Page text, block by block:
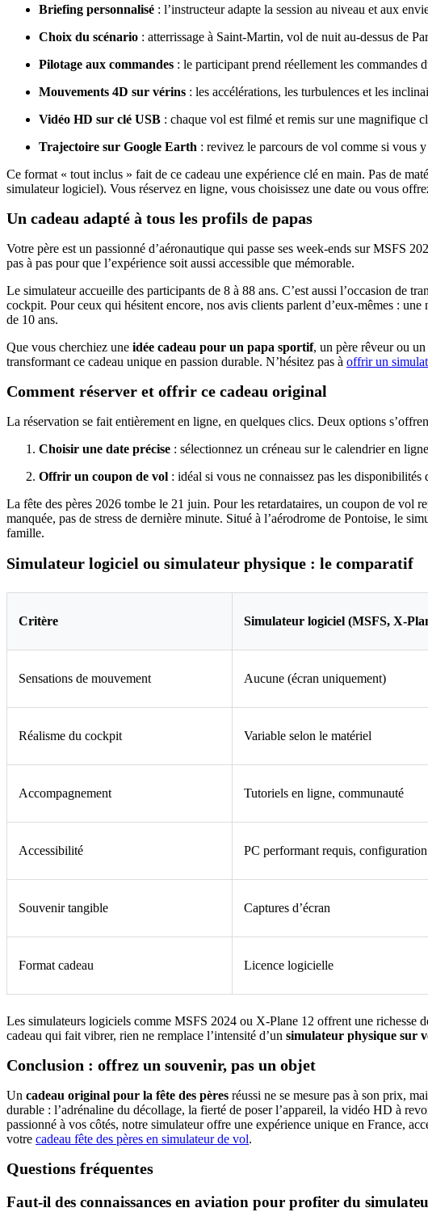
Briefing personnalisé : l’instructeur adapte la session au niveau et aux
Choix du scénario : atterrissage à Saint-Martin, vol de nuit au-dessus de
Pilotage aux commandes : le participant prend réellement les commandes
Mouvements 4D sur vérins : les accélérations, les turbulences et les
Vidéo HD sur clé USB : chaque vol est filmé et remis sur une magnifique
Trajectoire sur Google Earth : revivez le parcours de vol comme si vous
Ce format « tout inclus » fait de ce cadeau une expérience clé en main. Pas de
simulateur logiciel). Vous réservez en ligne, vous choisissez une date ou vous
Un cadeau adapté à tous les profils de papas
Votre père est un passionné d’aéronautique qui passe ses week-ends sur MSFS
pas à pas pour que l’expérience soit aussi accessible que mémorable.
Le simulateur accueille des participants de 8 à 88 ans. C’est aussi l’occasion de
cockpit. Pour ceux qui hésitent encore, nos avis clients parlent d’eux-mêmes :
de 10 ans.
Que vous cherchiez une idée cadeau pour un papa sportif, un père rêveur ou
transformant ce cadeau unique en passion durable. N’hésitez pas à offrir un
Comment réserver et offrir ce cadeau original
La réservation se fait entièrement en ligne, en quelques clics. Deux options
Choisir une date précise : sélectionnez un créneau sur le calendrier en
Offrir un coupon de vol : idéal si vous ne connaissez pas les
La fête des pères 2026 tombe le 21 juin. Pour les retardataires, un coupon de vol
manquée, pas de stress de dernière minute. Situé à l’aérodrome de Pontoise, le
famille.
Simulateur logiciel ou simulateur physique : le comparatif
Critère Simulateur logiciel (MSFS, X-
Sensations de mouvement Aucune (écran uniquement)
Réalisme du cockpit Variable selon le matériel
Accompagnement Tutoriels en ligne, communauté
Accessibilité PC performant requis,
Souvenir tangible Captures d’écran
Format cadeau Licence logicielle
Les simulateurs logiciels comme MSFS 2024 ou X-Plane 12 offrent une richesse
cadeau qui fait vibrer, rien ne remplace l’intensité d’un simulateur physique sur
Conclusion : offrez un souvenir, pas un objet
Un cadeau original pour la fête des pères réussi ne se mesure pas à son prix,
durable : l’adrénaline du décollage, la fierté de poser l’appareil, la vidéo HD à
passionné à vos côtés, notre simulateur offre une expérience unique en France,
votre cadeau fête des pères en simulateur de vol.
Questions fréquentes
Faut-il des connaissances en aviation pour profiter du